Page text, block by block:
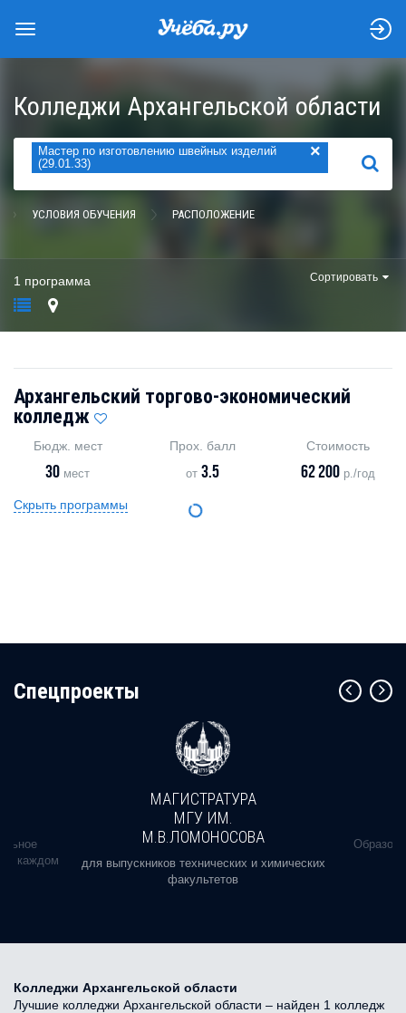
Колледжи Архангельской области
Мастер по изготовлению швейных изделий
(29.01.33)
×
НАЙТИ
УСЛОВИЯ ОБУЧЕНИЯ РАСПОЛОЖЕНИЕ
1 программа Сортировать
Архангельский торгово-экономический
колледж
Бюдж. мест
30 мест
Прох. балл
от3.5
Стоимость
62 200 р./год
Скрыть программы
Cпецпроекты
в каждом
МАГИСТРАТУРА
МГУ ИМ.
М.В.ЛОМОНОСОВА
для выпускников технических и химических
факультетов
Колледжи Архангельской области
Лучшие колледжи Архангельской области – найден 1 колледж